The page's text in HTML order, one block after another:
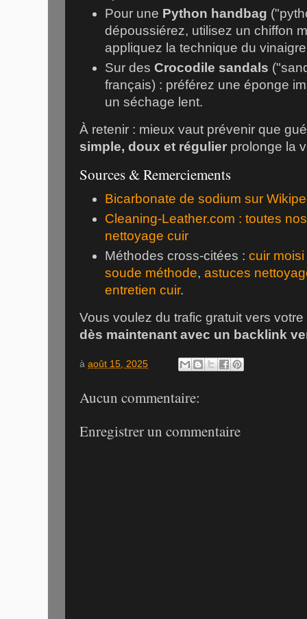
Pour une Python handbag
dépoussiérez, utilisez un chiffon
appliquez la technique du
Sur desCrocodile sandals
français) : préférez une éponge
un séchage lent.
À retenir : mieux vaut prévenir que
simple, doux et régulier prolonge la
Sources & Remerciements
Bicarbonate de sodium sur
Cleaning-Leather.com : toutes
nettoyage cuir
Méthodes cross-citées :cuir
soude méthode,astuces
entretien cuir.
Vous voulez du trafic gratuit vers
dès maintenant avec un backlink
à août 15, 2025
Aucun commentaire:
Enregistrer un commentaire